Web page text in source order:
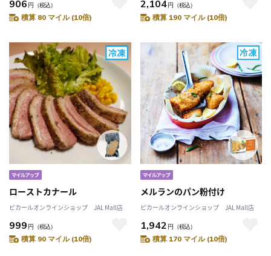
906 円 （税込）
積算 80 マイル (10倍)
2,104円 （税込）
積算 190 マイル (10倍)
ローストカナール
ピカールオンラインショップ JAL Mall店
999 円 （税込）
積算 90 マイル (10倍)
メルランのパン粉付け
ピカールオンラインショップ JAL Mall店
1,942 円 （税込）
積算 170 マイル (10倍)